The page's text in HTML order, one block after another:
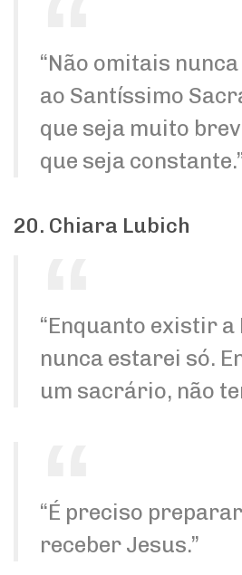
“Não omitais
ao Santíssimo
que seja muito
que seja
20. Chiara Lubich
“Enquanto existir
nunca estarei só.
um sacrário, não
“É preciso
receber Jesus.”